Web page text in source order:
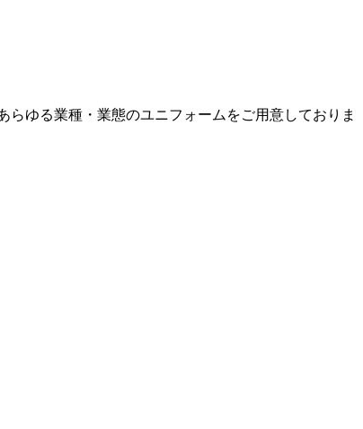
ゆる業種・業態のユニフォームをご用意しておりま